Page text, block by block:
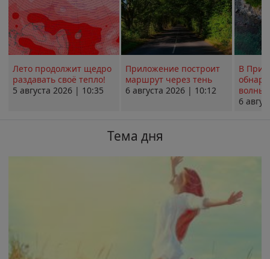
Лето продолжит щедро
раздавать своё тепло!
5 августа 2026 | 10:35
Приложение построит
маршрут через тень
6 августа 2026 | 10:12
В
волны
6
Тема дня